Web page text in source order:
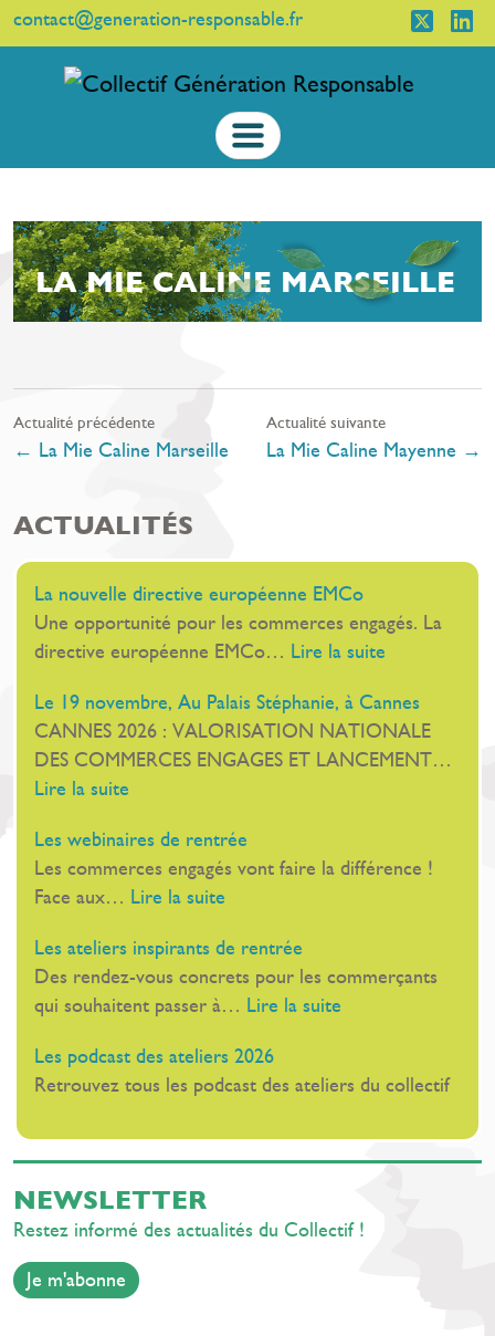
contact@generation-responsable.fr
LA MIE CALINE MARSEILLE
Actualité précédente
← La Mie Caline Marseille
Actualité suivante
La Mie Caline Mayenne →
ACTUALITÉS
La nouvelle directive européenne EMCo
Une opportunité pour les commerces engagés. La
directive européenne EMCo… Lire la suite
nouvelle
directive
européenne
Le 19 novembre, Au Palais Stéphanie, à Cannes
CANNES 2026 : VALORISATION NATIONALE
DES COMMERCES ENGAGES ET LANCEMENT…
Lire la suite
19
novembre,
Au
Stéphanie,
à
Cannes
Les webinaires de rentrée
Les commerces engagés vont faire la différence !
Face aux… Lire la suite
webinaires
de
rentrée
Les ateliers inspirants de rentrée
Des rendez-vous concrets pour les commerçants
qui souhaitent passer à… Lire la suite
inspirants
Les podcast des ateliers 2026
Retrouvez tous les podcast des ateliers du collectif
NEWSLETTER
Restez informé des actualités du Collectif !
Je m'abonne